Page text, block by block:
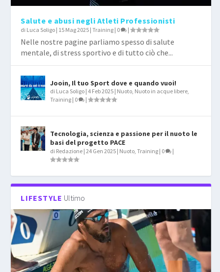
Salute e abusi negli Atleti Professionisti
di Luca Soligo | 15 Mag 2025 |Training | 0 |
Nelle nostre pagine parliamo spesso di salute
mentale, di stress sportivo e di tutto ciò che...
Jooin, Il tuo Sport dove e quando vuoi!
di Luca Soligo |4 Feb 2025 | Nuoto Nuoto in acque libere
Training | 0 |
Tecnologia, scienza e passione per il nuoto le
basi del progetto PACE
di Redazione |24 Gen 2025 | Nuoto ,Training | 0 |
LIFESTYLE Ultimo